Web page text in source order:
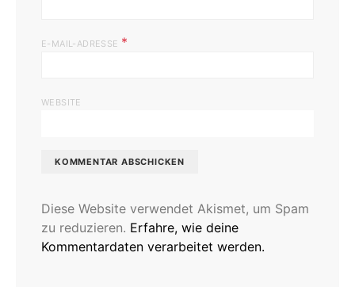
E-MAIL-ADRESSE *
WEBSITE
Diese Website verwendet Akismet, um Spam
zu reduzieren. Erfahre, wie deine
Kommentardaten verarbeitet werden.